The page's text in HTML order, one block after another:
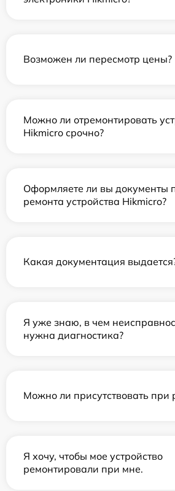
Возможен ли пересмотр цены?
Можно ли отремонтировать
Hikmicro срочно?
Оформляете ли вы документы
ремонта устройства Hikmicro?
Какая документация
Я уже знаю, в чем
нужна диагностика?
Можно ли присутствовать при
Я хочу, чтобы мое устройство
ремонтировали при мне.